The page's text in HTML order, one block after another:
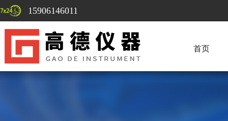
15906146011
首页